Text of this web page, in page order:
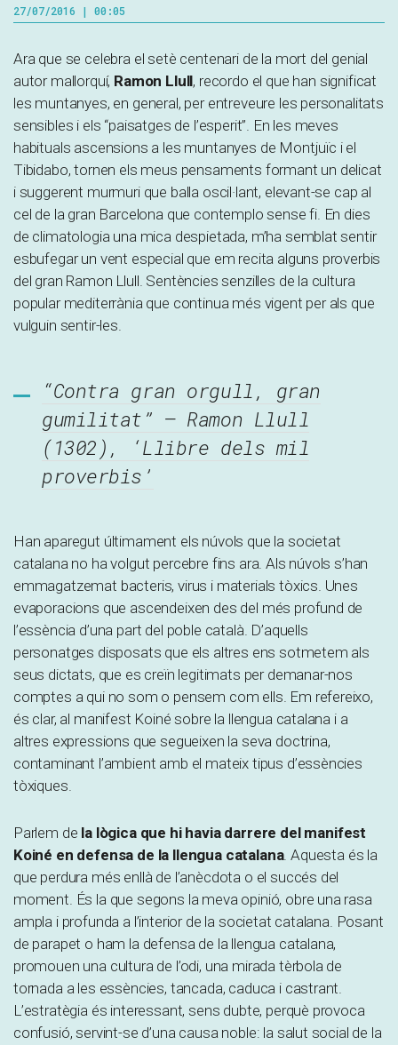
27/07/2016 | 00:05
Ara que se celebra el setè centenari de la mort del genial
autor mallorquí, Ramon Llull, recordo el que han significat
les muntanyes, en general, per entreveure les personalitats
sensibles i els “paisatges de l’esperit”. En les meves
habituals ascensions a les muntanyes de Montjuïc i el
Tibidabo, tornen els meus pensaments formant un delicat
i suggerent murmuri que balla oscil·lant, elevant-se cap al
cel de la gran Barcelona que contemplo sense fi. En dies
de climatologia una mica despietada, m’ha semblat sentir
esbufegar un vent especial que em recita alguns proverbis
del gran Ramon Llull. Sentències senzilles de la cultura
popular mediterrània que continua més vigent per als que
vulguin sentir-les.
“Contra gran orgull, gran
gumilitat” – Ramon Llull
(1302), ‘Llibre dels mil
proverbis’
Han aparegut últimament els núvols que la societat
catalana no ha volgut percebre fins ara. Als núvols s’han
emmagatzemat bacteris, virus i materials tòxics. Unes
evaporacions que ascendeixen des del més profund de
l’essència d’una part del poble català. D’aquells
personatges disposats que els altres ens sotmetem als
seus dictats, que es creïn legitimats per demanar-nos
comptes a qui no som o pensem com ells. Em refereixo,
és clar, al manifest Koiné sobre la llengua catalana i a
altres expressions que segueixen la seva doctrina,
contaminant l’ambient amb el mateix tipus d’essències
tòxiques.
Parlem de la lògica que hi havia darrere del manifest
Koiné en defensa de la llengua catalana. Aquesta és la
que perdura més enllà de l’anècdota o el succés del
moment. És la que segons la meva opinió, obre una rasa
ampla i profunda a l’interior de la societat catalana. Posant
de parapet o ham la defensa de la llengua catalana,
promouen una cultura de l’odi, una mirada tèrbola de
tornada a les essències, tancada, caduca i castrant.
L’estratègia és interessant, sens dubte, perquè provoca
confusió, servint-se d’una causa noble: la salut social de la